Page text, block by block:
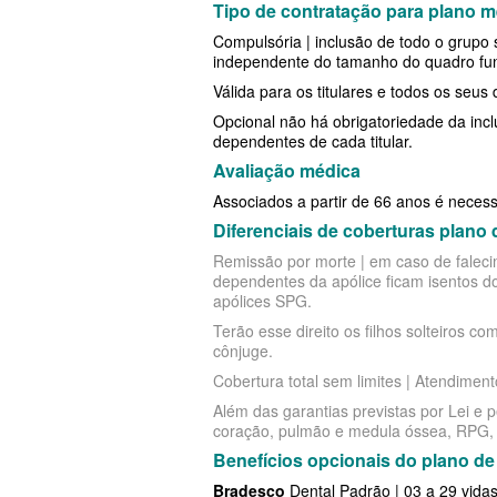
EMPRESARIAL
MED TOUR PLANO DE SAÚDE
NEXT SEISA PLANO DE SAÚDE
NOTREDAME PLANO DE SAÚDE
EMPRESARIAL
ONE HEALTH PLANO DE SAÚDE
EMPRESARIAL
PLENA PLANO DE SAÚDE
PORTO SEGURO PLANO DE
EMPRESARIAL
SAMED PLANO DE SAÚDE
PLANO DE SAÚDE GREENLINE
PLANO DE SAÚDE LINCX
PLANO DE SAÚDE STA CASA MAUÁ
PLANO DE SAÚDE MEDIAL
PLANO DE SAÚDE MEDICAL HEALTH
PLANO DE SAÚDE MEDICOL
PLANO DE SAÚDE MED TOUR
PLANO DE SAÚDE NEXT SEISA
PLANO DE SAÚDE NOTREDAME
PLANO DE SAÚDE OESTE AMR
PLANO DE SAÚDE ÔMEGA
PLANO DE SAÚDE OMINT
SANTA HELENA PLANO
SÃO CRISTÓVÃO
SULAMERICA PLANO
TOTAL MEDCARE
ÚNICA PLANO DE
UNIHOSP PLANO DE
UNIMED CENTRAL
Tipo de contratação para plano
Compulsória | inclusão de todo o
independente do tamanho do quadro
Válida para os titulares e todos os seus
Opcional não há obrigatoriedade da
dependentes de cada titular.
Avaliação médica
Associados a partir de 66 anos é
Diferenciais de coberturas plano
Remissão por morte | em caso de
dependentes da apólice ficam isentos
apólices SPG.
Terão esse direito os filhos solteiros
cônjuge.
Cobertura total sem limites |
Além das garantias previstas por Lei e
coração, pulmão e medula óssea,
Benefícios opcionais do plano
Bradesco Dental Padrão | 03 a 29